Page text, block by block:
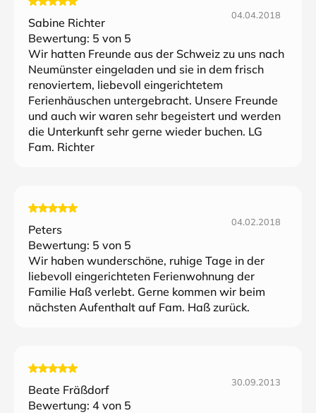
Sabine Richter
04.04.2018
Bewertung: 5 von 5
Wir hatten Freunde aus der Schweiz zu uns nach
Neumünster eingeladen und sie in dem frisch
renoviertem, liebevoll eingerichtetem
Ferienhäuschen untergebracht. Unsere Freunde
und auch wir waren sehr begeistert und werden
die Unterkunft sehr gerne wieder buchen. LG
Fam. Richter
Peters
04.02.2018
Bewertung: 5 von 5
Wir haben wunderschöne, ruhige Tage in der
liebevoll eingerichteten Ferienwohnung der
Familie Haß verlebt. Gerne kommen wir beim
nächsten Aufenthalt auf Fam. Haß zurück.
Beate Fräßdorf
30.09.2013
Bewertung: 4 von 5